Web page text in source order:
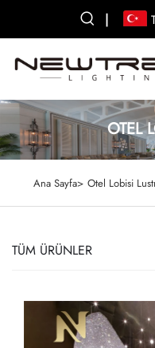
|
OTEL
Ana Sayfa> Otel Lobisi
TÜM ÜRÜNLER